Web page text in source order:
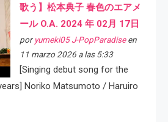
歌う】松本典子 春色のエアメ
ール O.A. 2024 年 02月 17日
por yumeki05 J-PopParadiseen
11 marzo 2026 a las 5:33
[Singing debut song for the
Noriko Matsumoto / Haruiro